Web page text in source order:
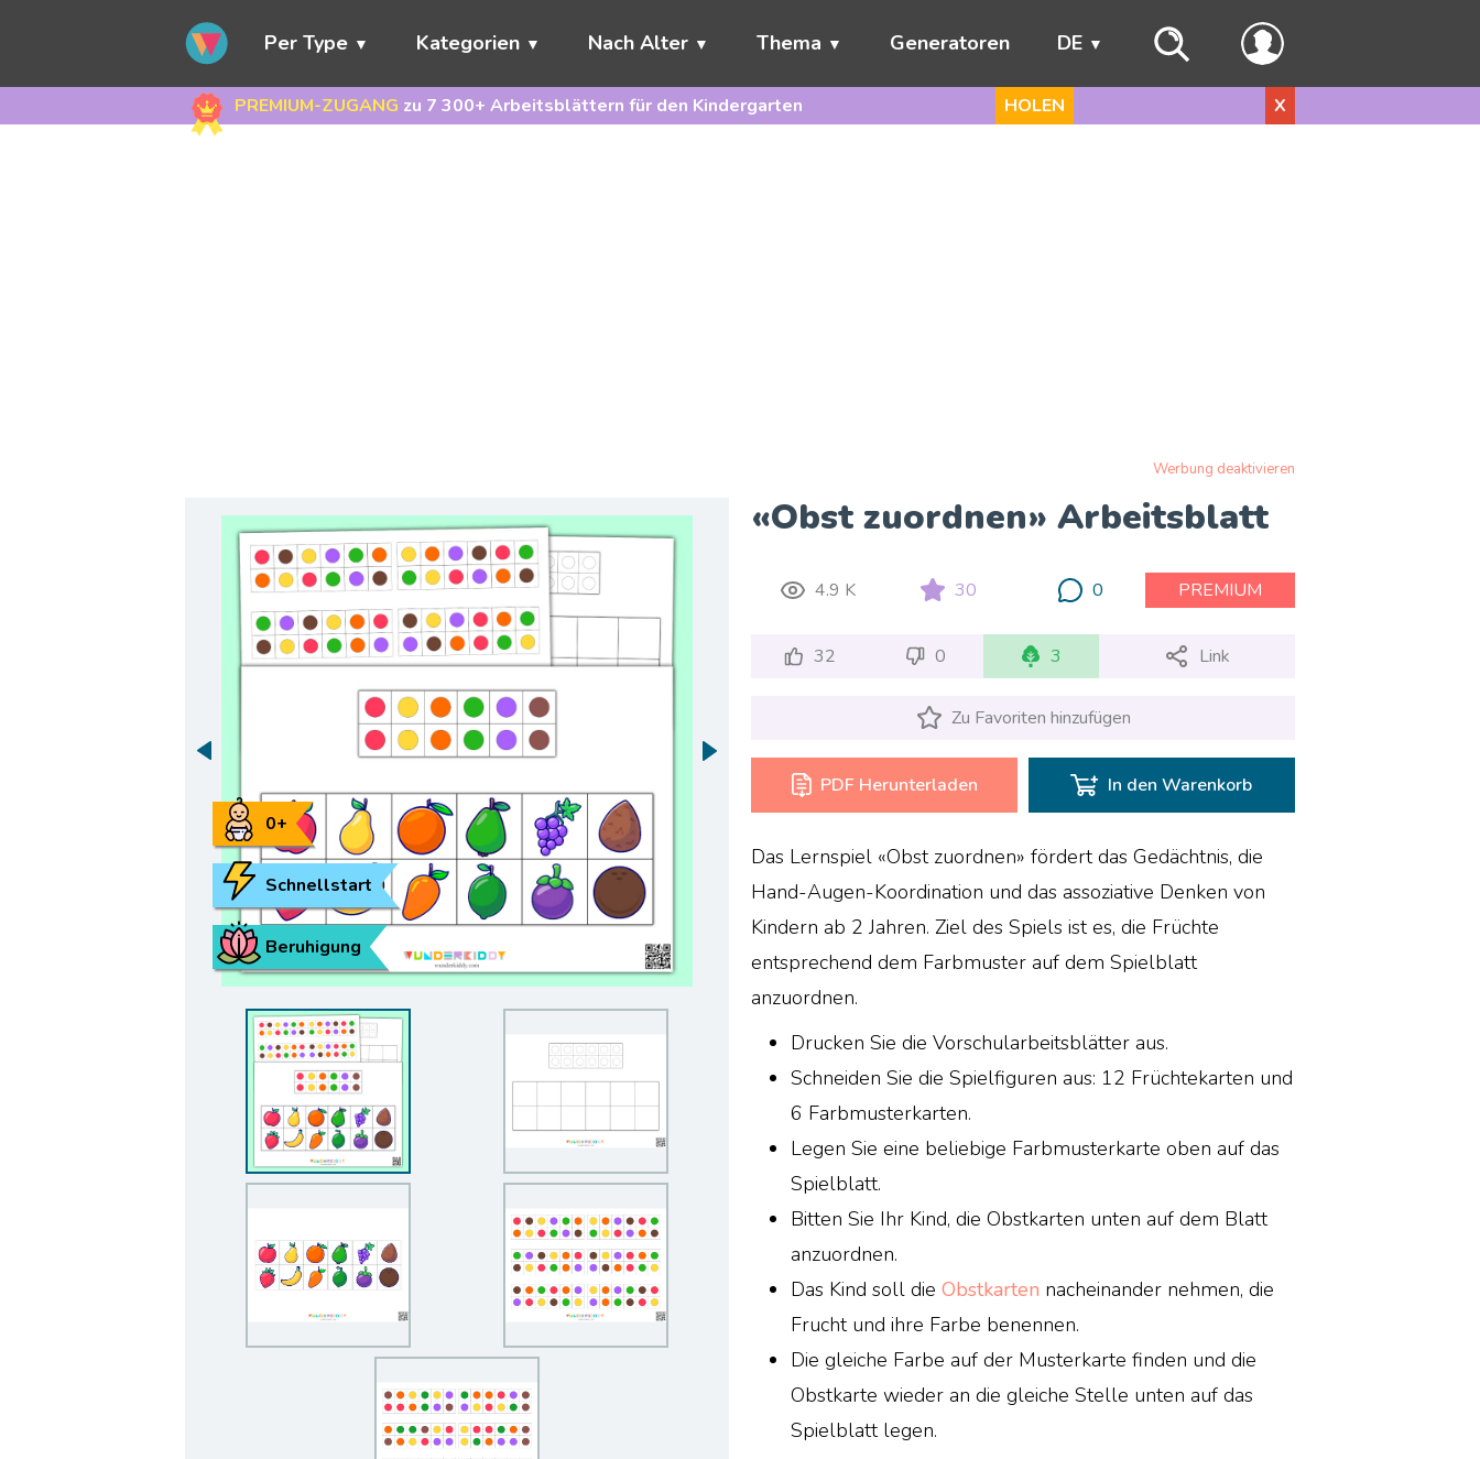
Per Type Kategorien Nach Alter Thema Generatoren DE
PREMIUM-ZUGANG zu 7 300+ Arbeitsblättern für den Kindergarten HOLEN X
Werbung deaktivieren
«Obst zuordnen» Arbeitsblatt
Beruhigung
Schnellstart
0+
4.9 K 30 0 PREMIUM
32 0 3 Link
Zu Favoriten hinzufügen
PDF Herunterladen In den Warenkorb
Das Lernspiel «Obst zuordnen» fördert das Gedächtnis, die
Hand-Augen-Koordination und das assoziative Denken von
Kindern ab 2 Jahren. Ziel des Spiels ist es, die Früchte
entsprechend dem Farbmuster auf dem Spielblatt
anzuordnen.
Drucken Sie die Vorschularbeitsblätter aus.
Schneiden Sie die Spielfiguren aus: 12 Früchtekarten und
6 Farbmusterkarten.
Legen Sie eine beliebige Farbmusterkarte oben auf das
Spielblatt.
Bitten Sie Ihr Kind, die Obstkarten unten auf dem Blatt
anzuordnen.
Das Kind soll dieObstkarten nacheinander nehmen, die
Frucht und ihre Farbe benennen.
Die gleiche Farbe auf der Musterkarte finden und die
Obstkarte wieder an die gleiche Stelle unten auf das
Spielblatt legen.